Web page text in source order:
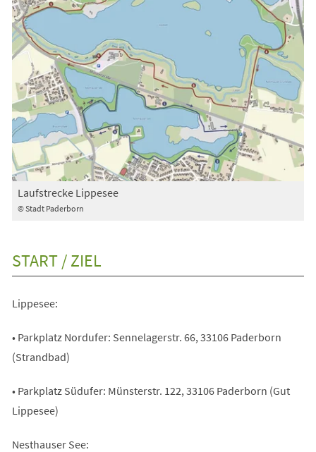
© Stadt Paderborn
Laufstrecke Lippesee
START / ZIEL
Lippesee:
• Parkplatz Nordufer: Sennelagerstr. 66, 33106 Paderborn
(Strandbad)
• Parkplatz Südufer: Münsterstr. 122, 33106 Paderborn (Gut
Lippesee)
Nesthauser See: